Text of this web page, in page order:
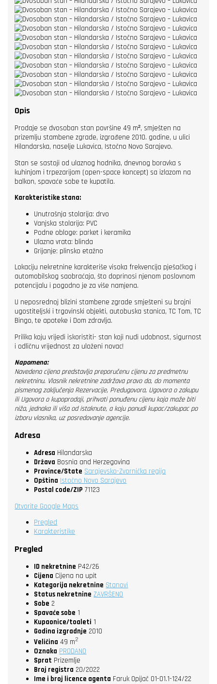
Opis
Prodaje se dvosoban stan površine 49 m², smješten na
prizemlju stambene zgrade, izgrađene 2010. godine, u ulici
Hilandarska, naselje Lukavica, Istočno Novo Sarajevo.
Stan se sastoji od ulaznog hodnika, dnevnog boravka s
kuhinjom i trpezarijom (open-space koncept) sa izlazom na
balkon, spavaće sobe te kupatila.
Karakteristike stana:
Unutrašnja stolarija: drvo
Vanjska stolarija: PVC
Podne obloge: parket i keramika
Ulazna vrata: blinda
Grijanje: plinsko etažno
Lokaciju nekretnine karakteriše visoka frekvencija pješačkog i
automobilskog saobraćaja, što doprinosi njenom poslovnom
potencijalu i pogodno je za više namjena.
U neposrednoj blizini stambene zgrade smješteni su brojni
ugostiteljski i trgovinski objekti, autobuska stanica, TC Tom, TC
Bingo, te apoteke i Dom zdravlja.
Prilika koju vrijedi iskoristiti- stan koji nudi udobnost, sigurnost
i odličnu vrijednost za uloženi novac!
Napomena:
Navedena cijena predstavlja preporučenu cijenu za predmetnu
nekretninu. Vlasnik nekretnine zadržava pravo da, do momenta
pismenog zaključenja Rezervacije, Predugovora, Ugovora o zakupu
ili Ugovora o kupoprodaji, prihvati ponuđenu cijenu koja može biti
niža, jednaka ili viša od istaknute, a koju ponudi kupac/zakupac po
izboru vlasnika, uz posredovanje agencije.
Adresa
Adresa Hilandarska
Država Bosnia and Herzegovina
Province/State Sarajevsko-Zvornička regija
Opština Istočno Novo Sarajevo
Postal code/ZIP 71123
Otvorite Google Maps
Pregled
Karakteristike
Pregled
ID nekretnine P42/26
Cijena Cijena na upit
Kategorija nekretnine Stanovi
Status nekretnine ZAVRŠENO
Sobe 2
Spavaće sobe 1
Kupaonice/toaleti 1
Godina izgradnje 2010
Veličina 49 m2
Oznaka PRODANO
Sprat Prizemlje
Broj registra 20/2022
Ime i broj licence agenta Faruk Opijač 01-01.1-124/22